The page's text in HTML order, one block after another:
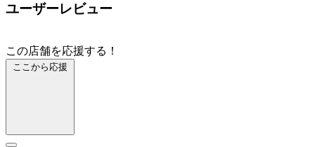
ユーザーレビュー
この店舗を応援する！
ここから応援